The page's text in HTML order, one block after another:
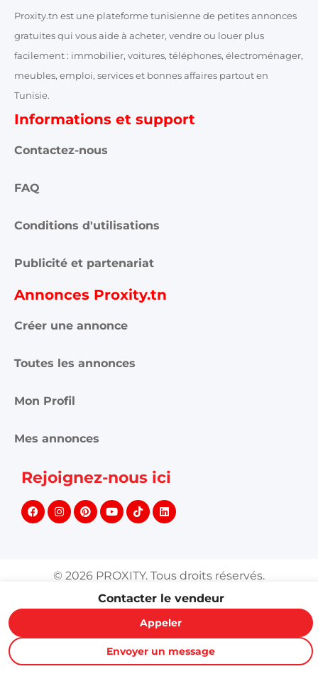
Contacter le vendeur
Appeler
Envoyer un message
Proxity.tn est une plateforme tunisienne de petites annonces
gratuites qui vous aide à acheter, vendre ou louer plus
facilement : immobilier, voitures, téléphones, électroménager,
meubles, emploi, services et bonnes affaires partout en
Tunisie.
Informations et support
Contactez-nous
FAQ
Conditions d'utilisations
Publicité et partenariat
Annonces Proxity.tn
Créer une annonce
Toutes les annonces
Mon Profil
Mes annonces
Rejoignez-nous ici
© 2026 PROXITY. Tous droits réservés.